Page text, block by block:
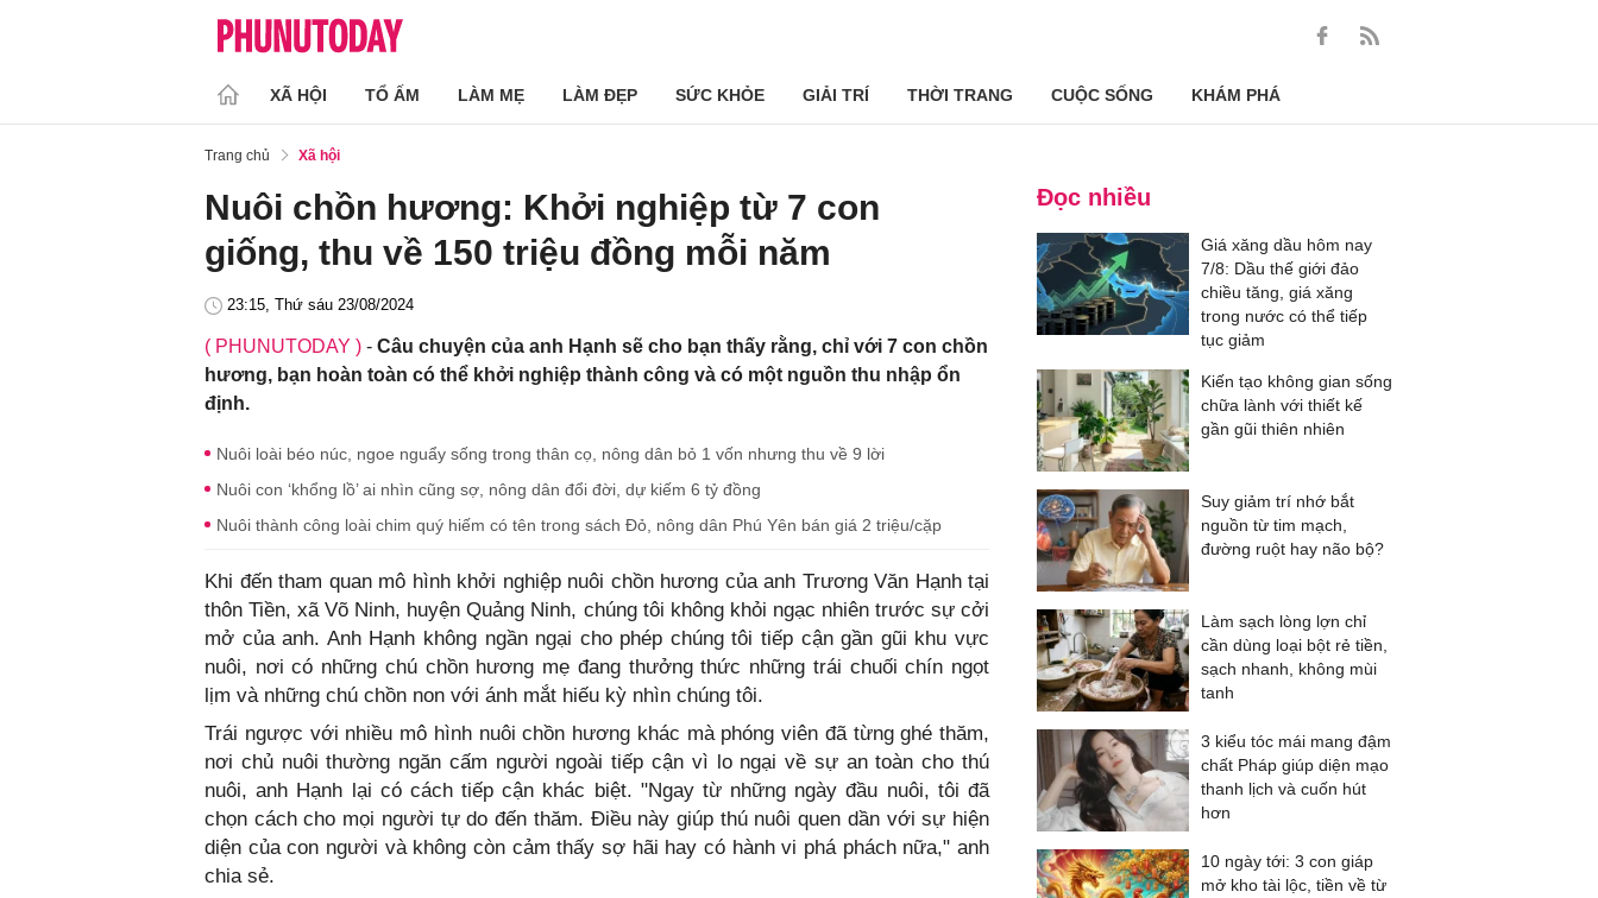
XÃ HỘI TỔ ẤM LÀM MẸ LÀM ĐẸP SỨC KHỎE GIẢI TRÍ THỜI TRANG CUỘC SỐNG KHÁM PHÁ
Trang chủ Xã hội
Nuôi chồn hương: Khởi nghiệp từ 7 con
giống, thu về 150 triệu đồng mỗi năm
23:15, Thứ sáu 23/08/2024
( PHUNUTODAY ) - Câu chuyện của anh Hạnh sẽ cho bạn thấy rằng, chỉ với 7 con chồn
hương, bạn hoàn toàn có thể khởi nghiệp thành công và có một nguồn thu nhập ổn
định.
Nuôi loài béo núc, ngoe nguẩy sống trong thân cọ, nông dân bỏ 1 vốn nhưng thu về 9 lời
Nuôi con ‘khổng lồ’ ai nhìn cũng sợ, nông dân đổi đời, dự kiếm 6 tỷ đồng
Nuôi thành công loài chim quý hiếm có tên trong sách Đỏ, nông dân Phú Yên bán giá 2 triệu/cặp
Khi đến tham quan mô hình khởi nghiệp nuôi chồn hương của anh Trương Văn Hạnh tại
thôn Tiền, xã Võ Ninh, huyện Quảng Ninh, chúng tôi không khỏi ngạc nhiên trước sự cởi
mở của anh. Anh Hạnh không ngần ngại cho phép chúng tôi tiếp cận gần gũi khu vực
nuôi, nơi có những chú chồn hương mẹ đang thưởng thức những trái chuối chín ngọt
lịm và những chú chồn non với ánh mắt hiếu kỳ nhìn chúng tôi.
Trái ngược với nhiều mô hình nuôi chồn hương khác mà phóng viên đã từng ghé thăm,
nơi chủ nuôi thường ngăn cấm người ngoài tiếp cận vì lo ngại về sự an toàn cho thú
nuôi, anh Hạnh lại có cách tiếp cận khác biệt. "Ngay từ những ngày đầu nuôi, tôi đã
chọn cách cho mọi người tự do đến thăm. Điều này giúp thú nuôi quen dần với sự hiện
diện của con người và không còn cảm thấy sợ hãi hay có hành vi phá phách nữa," anh
chia sẻ.
Đọc nhiều
Giá xăng dầu hôm nay
7/8: Dầu thế giới đảo
chiều tăng, giá xăng
trong nước có thể tiếp
tục giảm
Kiến tạo không gian sống
chữa lành với thiết kế
gần gũi thiên nhiên
Suy giảm trí nhớ bắt
nguồn từ tim mạch,
đường ruột hay não bộ?
Làm sạch lòng lợn chỉ
cần dùng loại bột rẻ tiền,
sạch nhanh, không mùi
tanh
3 kiểu tóc mái mang đậm
chất Pháp giúp diện mạo
thanh lịch và cuốn hút
hơn
10 ngày tới: 3 con giáp
mở kho tài lộc, tiền về từ